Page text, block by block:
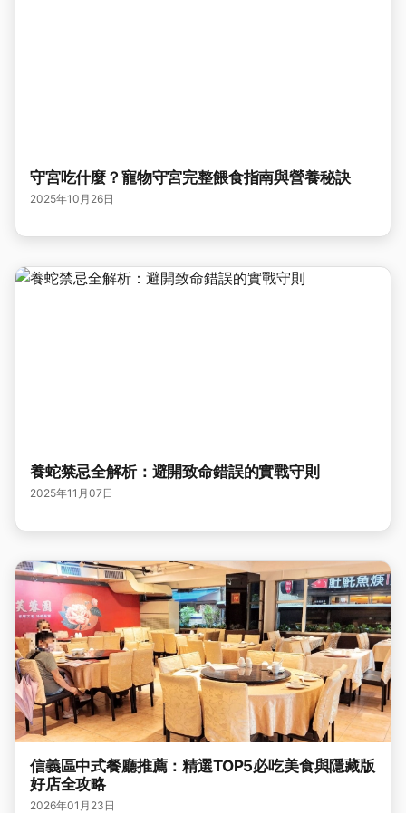
守宮吃什麼？寵物守宮完整餵食指南與營養秘訣
2025年10月26日
養蛇禁忌全解析：避開致命錯誤的實戰守則
2025年11月07日
信義區中式餐廳推薦：精選TOP5必吃美食與隱藏版
好店全攻略
2026年01月23日